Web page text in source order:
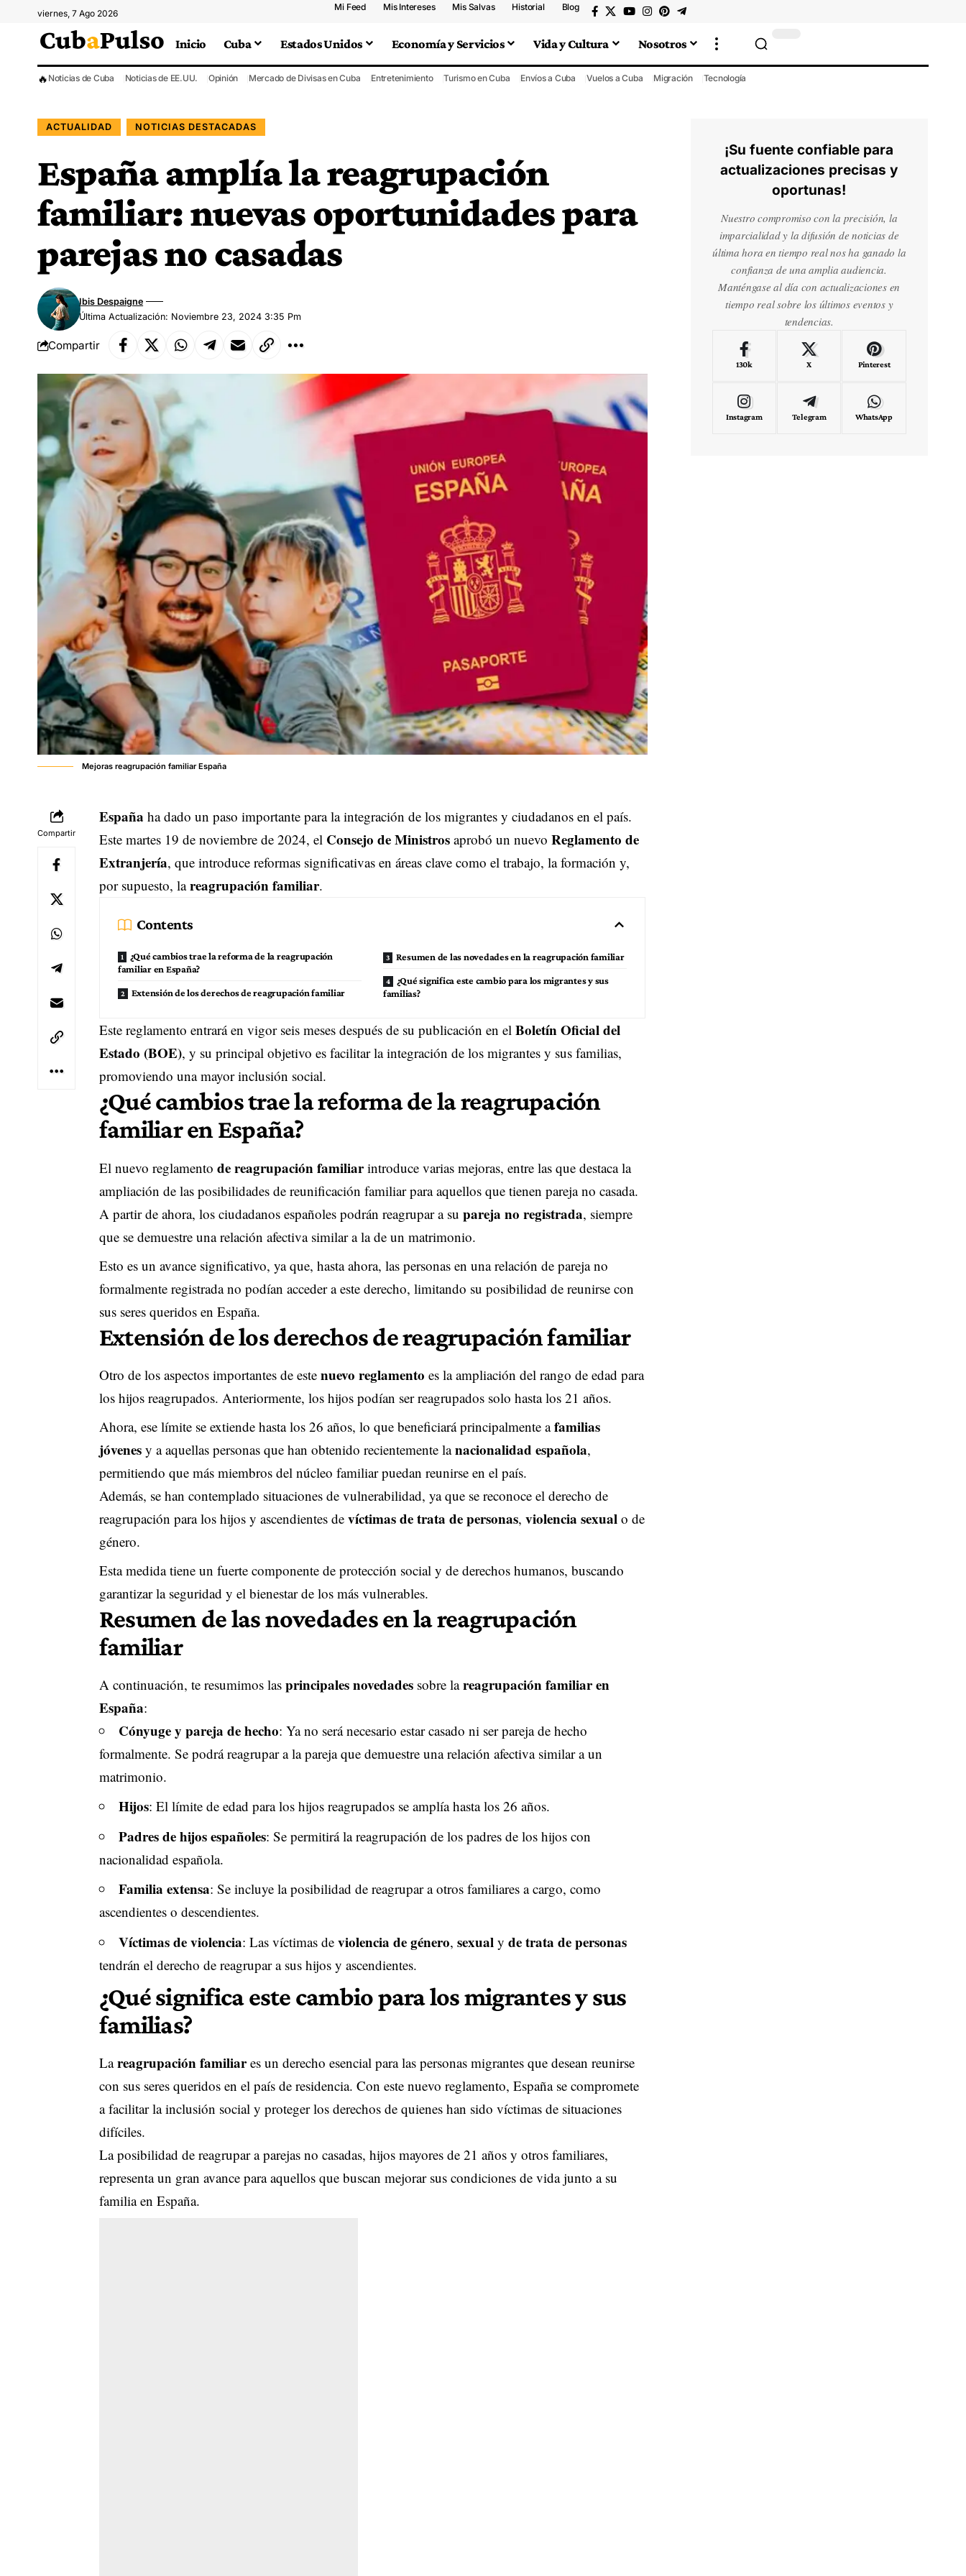
viernes, 7 Ago 2026
Mi Feed Mis Intereses Mis Salvas Historial Blog
Inicio Cuba Estados Unidos Economía y Servicios Vida y Cultura Nosotros
🔥 Noticias de Cuba Noticias de EE.UU. Opinión Mercado de Divisas en Cuba Entretenimiento Turismo en Cuba Envíos a Cuba Vuelos a Cuba Migración Tecnología
ACTUALIDAD NOTICIAS DESTACADAS
España amplía la reagrupación
familiar: nuevas oportunidades para
parejas no casadas
Última Actualización: Noviembre 23, 2024 3:35 Pm
Ibis Despaigne
Compartir
Mejoras reagrupación familiar España
Compartir
España ha dado un paso importante para la integración de los migrantes y ciudadanos en el país.
Este martes 19 de noviembre de 2024, el Consejo de Ministrosaprobó un nuevo Reglamento de
Extranjería, que introduce reformas significativas en áreas clave como el trabajo, la formación y,
por supuesto, lareagrupación familiar.
Contents
¿Qué cambios trae la reforma de la reagrupación
familiar en España?
Extensión de los derechos de reagrupación familiar
Resumen de las novedades en la reagrupación familiar
¿Qué significa este cambio para los migrantes y sus
familias?
Este reglamento entrará en vigor seis meses después de su publicación en el Boletín Oficial del
Estado (BOE), y su principal objetivo es facilitar la integración de los migrantes y sus familias,
promoviendo una mayor inclusión social.
¿Qué cambios trae la reforma de la reagrupación
familiar en España?
El nuevo reglamento de reagrupación familiarintroduce varias mejoras, entre las que destaca la
ampliación de las posibilidades de reunificación familiar para aquellos que tienen pareja no casada.
A partir de ahora, los ciudadanos españoles podrán reagrupar a su pareja no registrada, siempre
que se demuestre una relación afectiva similar a la de un matrimonio.
Esto es un avance significativo, ya que, hasta ahora, las personas en una relación de pareja no
formalmente registrada no podían acceder a este derecho, limitando su posibilidad de reunirse con
sus seres queridos en España.
Extensión de los derechos de reagrupación familiar
Otro de los aspectos importantes de este nuevo reglamento es la ampliación del rango de edad para
los hijos reagrupados. Anteriormente, los hijos podían ser reagrupados solo hasta los 21 años.
Ahora, ese límite se extiende hasta los 26 años, lo que beneficiará principalmente afamilias
jóvenesy a aquellas personas que han obtenido recientemente lanacionalidad española,
permitiendo que más miembros del núcleo familiar puedan reunirse en el país.
Además, se han contemplado situaciones de vulnerabilidad, ya que se reconoce el derecho de
reagrupación para los hijos y ascendientes de víctimas de trata de personas, violencia sexual o de
género.
Esta medida tiene un fuerte componente de protección social y de derechos humanos, buscando
garantizar la seguridad y el bienestar de los más vulnerables.
Resumen de las novedades en la reagrupación
familiar
A continuación, te resumimos las principales novedadessobre lareagrupación familiar en
España:
Cónyuge y pareja de hecho: Ya no será necesario estar casado ni ser pareja de hecho
formalmente. Se podrá reagrupar a la pareja que demuestre una relación afectiva similar a un
matrimonio.
Hijos: El límite de edad para los hijos reagrupados se amplía hasta los 26 años.
Padres de hijos españoles: Se permitirá la reagrupación de los padres de los hijos con
nacionalidad española.
Familia extensa: Se incluye la posibilidad de reagrupar a otros familiares a cargo, como
ascendientes o descendientes.
Víctimas de violencia: Las víctimas de violencia de género, sexual y de trata de personas
tendrán el derecho de reagrupar a sus hijos y ascendientes.
¿Qué significa este cambio para los migrantes y sus
familias?
Lareagrupación familiares un derecho esencial para las personas migrantes que desean reunirse
con sus seres queridos en el país de residencia. Con este nuevo reglamento, España se compromete
a facilitar la inclusión social y proteger los derechos de quienes han sido víctimas de situaciones
difíciles.
La posibilidad de reagrupar a parejas no casadas, hijos mayores de 21 años y otros familiares,
representa un gran avance para aquellos que buscan mejorar sus condiciones de vida junto a su
familia en España.
¡Su fuente confiable para
actualizaciones precisas y
oportunas!
Nuestro compromiso con la precisión, la
imparcialidad y la difusión de noticias de
última hora en tiempo real nos ha ganado la
confianza de una amplia audiencia.
Manténgase al día con actualizaciones en
tiempo real sobre los últimos eventos y
tendencias.
130k X Pinterest
Instagram Telegram WhatsApp